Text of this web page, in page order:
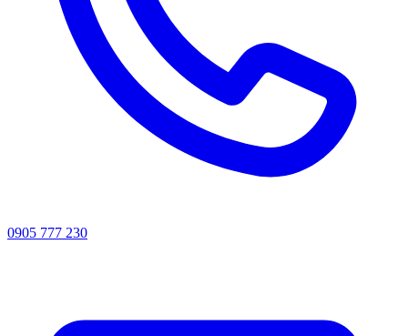
0905 777 230